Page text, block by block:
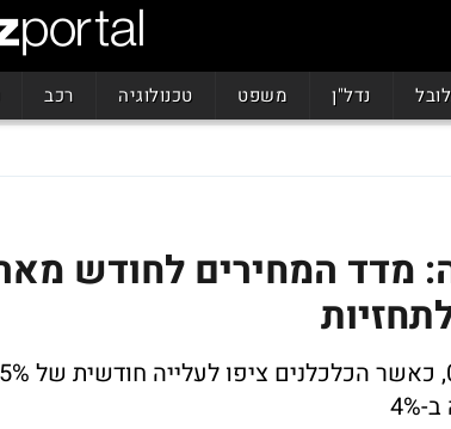
נדל"ן משפט טכנולוגיה רכב
מדד המחירים לחודש